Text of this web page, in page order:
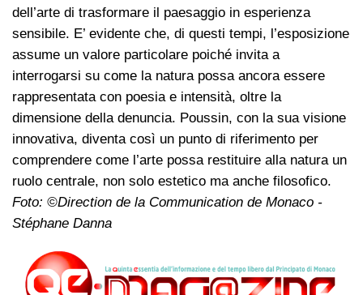
dell’arte di trasformare il paesaggio in esperienza
sensibile. E’ evidente che, di questi tempi, l’esposizione
assume un valore particolare poiché invita a
interrogarsi su come la natura possa ancora essere
rappresentata con poesia e intensità, oltre la
dimensione della denuncia. Poussin, con la sua visione
innovativa, diventa così un punto di riferimento per
comprendere come l’arte possa restituire alla natura un
ruolo centrale, non solo estetico ma anche filosofico.
Foto: ©Direction de la Communication de Monaco -
Stéphane Danna